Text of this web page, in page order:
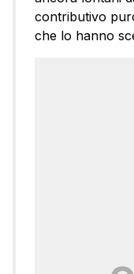
contributivo
che lo hanno